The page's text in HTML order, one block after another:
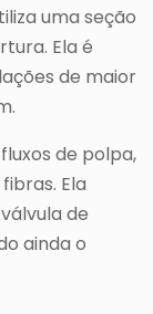
uma seção
Ela é
de maior
de polpa,
Ela
de
ainda o